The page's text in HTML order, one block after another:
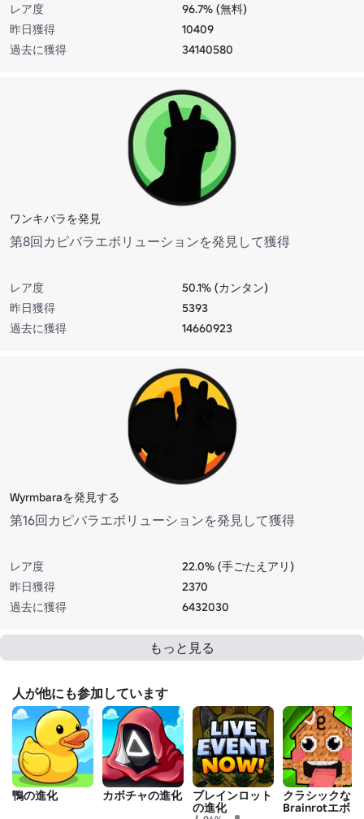
レア度
96.7% (無料)
昨日獲得
10409
過去に獲得
34140580
ワンキバラを発見
第8回カピバラエボリューションを発見して獲得
レア度
50.1% (カンタン)
昨日獲得
5393
過去に獲得
14660923
Wyrmbaraを発見する
第16回カピバラエボリューションを発見して獲得
レア度
22.0% (手ごたえアリ)
昨日獲得
2370
過去に獲得
6432030
もっと見る
人が他にも参加しています
鴨の進化 カボチャの進化
ブレインロット
の進化
クラシックな
Brainrotエボリ